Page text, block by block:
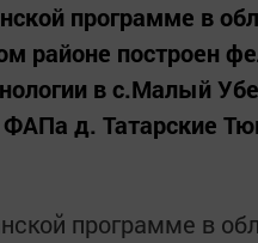
программе в
районе построен
в с.Малый
ФАПа д. Татарские
программе в